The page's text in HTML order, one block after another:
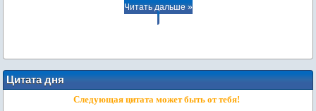
Читать дальше »
Цитата дня
Следующая цитата может быть от тебя!